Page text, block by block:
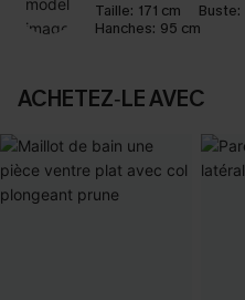
Taille: 171 cm Buste:
Hanches: 95 cm
ACHETEZ‑LE AVEC